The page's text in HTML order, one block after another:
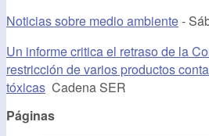
Noticias sobre medio ambiente-
Un informe critica el retraso de la
restricción de varios productos
tóxicas Cadena SER
Páginas